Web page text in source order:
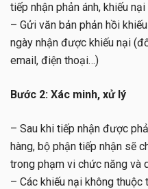
tiếp nhận phản ánh, khiếu
– Gửi văn bản phản hồi
ngày nhận được khiếu nại
email, điện thoại…)
Bước 2: Xác minh, xử lý
– Sau khi tiếp nhận được
hàng, bộ phận tiếp nhận sẽ
trong phạm vi chức năng và
– Các khiếu nại không